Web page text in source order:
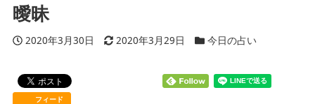
曖昧
投稿日
2020年3月30日 更新日
2020年3月29日 カテゴリー
今日の占い
フィード